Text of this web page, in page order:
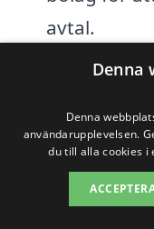
avtal.
betyg för
har bra
Avtalstyper:
Denna
Denna
användarupplevelsen.
du till alla cookies i